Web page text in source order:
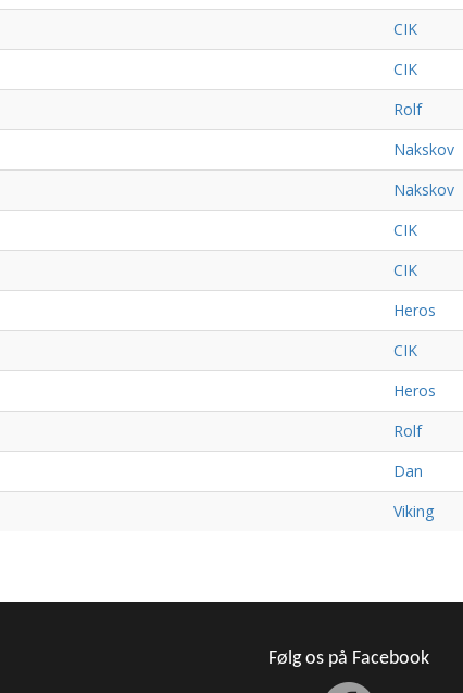
CIK
CIK
Rolf
Nakskov
Nakskov
CIK
CIK
Heros
CIK
Heros
Rolf
Dan
Viking
Følg os på Facebook